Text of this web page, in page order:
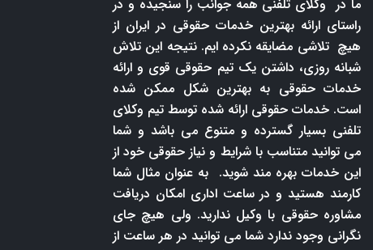
ما در وکلای تلفنی همه جوانب را سنجیده و در
راستای ارائه بهترین خدمات حقوقی در ایران از
هیچ تلاشی مضایقه نکرده ایم. نتیجه این تلاش
شبانه روزی، داشتن یک تیم حقوقی قوی و ارائه
خدمات حقوقی به بهترین شکل ممکن شده
است. خدمات حقوقی ارائه شده توسط تیم وکلای
تلفنی بسیار گسترده و متنوع می باشد و شما
می توانید متناسب با شرایط و نیاز حقوقی خود از
این خدمات بهره مند شوید. به عنوان مثال شما
کارمند هستید و در ساعت اداری امکان دریافت
مشاوره حقوقی با وکیل ندارید. ولی هیچ جای
نگرانی وجود ندارد شما می توانید در هر ساعت از